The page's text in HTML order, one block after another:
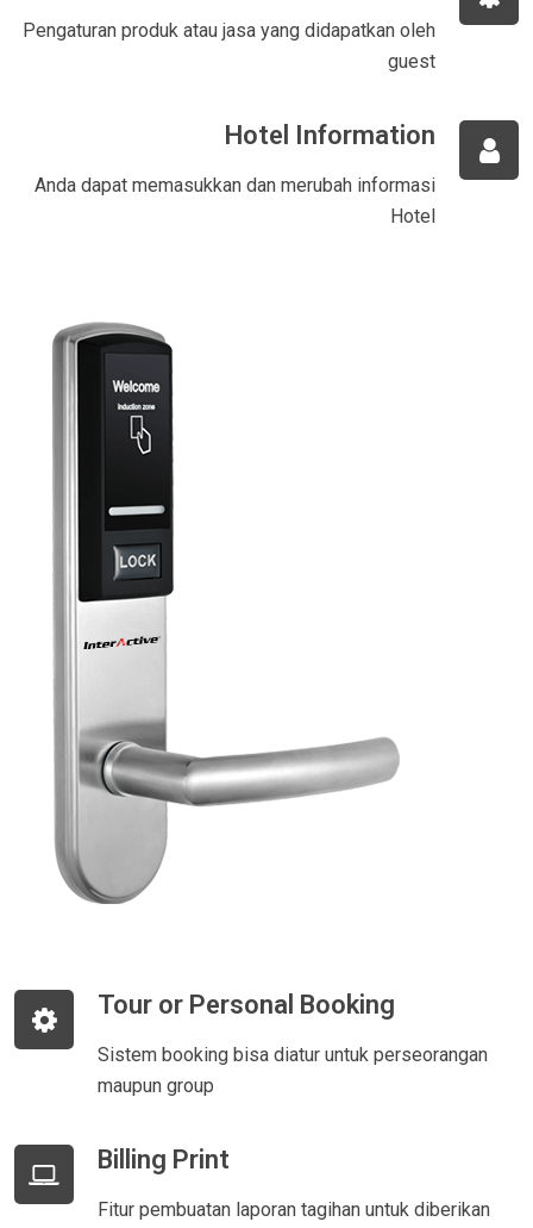
Pengaturan produk atau jasa yang didapatkan oleh
guest
Hotel Information
Anda dapat memasukkan dan merubah informasi
Hotel
Tour or Personal Booking
Sistem booking bisa diatur untuk perseorangan
maupun group
Billing Print
Fitur pembuatan laporan tagihan untuk diberikan